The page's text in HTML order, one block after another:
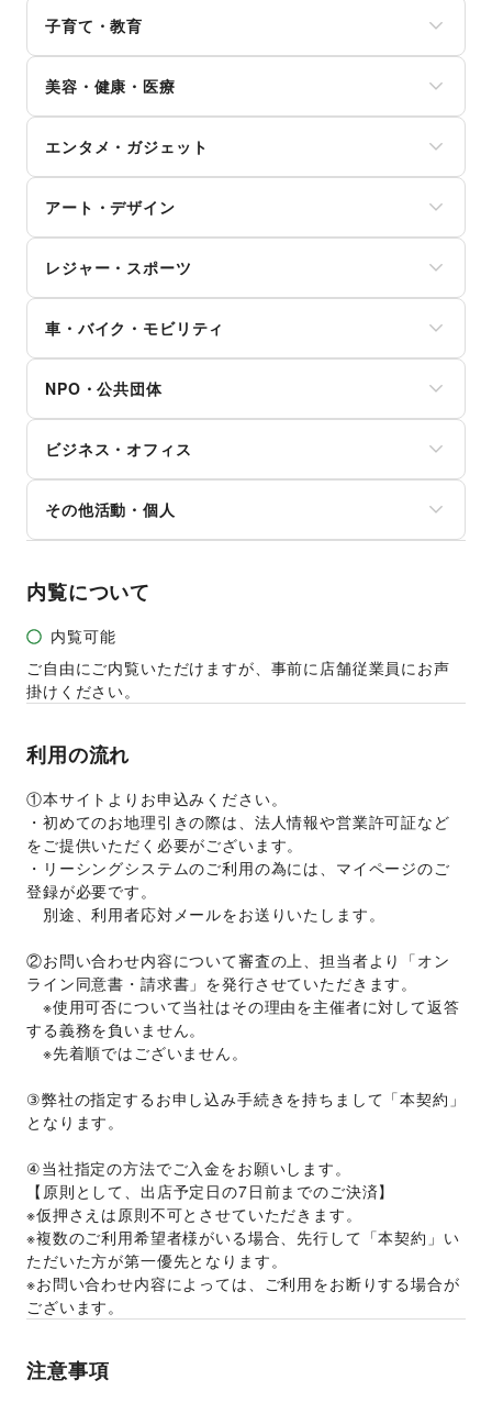
バッグ・革小物
ファッション雑貨
和服・着物
古着
その他ファッション
食材・調味料
物産展・マルシェ
キッチンカー・移動販売
野菜・果物・生鮮食品
その他フード・飲食
手芸・ハンドメイド
花・盆栽・ドライフラワー
犬・猫・ペット
日用雑貨
食器・陶磁器
その他インテリア・生活雑貨
ウォーターサーバー
ハウスクリーニング・家事代行
定期宅配
リサイクル雑貨・古本
冠婚葬祭
資格・習い事
リフォーム
住宅（購入・賃貸）
たばこ
修理・メンテナンス
就職・転職・求人
保険
銀行
住宅ローン
証券・FX
不動産投資
その他金融サービス
子育て・教育
ランドセル
学習教材・通信教育
子供向け教室・レッスン
塾・家庭教師
おもちゃ・絵本
その他子育て・教育
美容・健康・医療
ダイエット・健康グッズ
美容・コスメ・香水
ヘアケア・シャンプー
美容家電
ヘアサロン・ネイルサロン
マッサージ・整体
女性用品・フェムテック
コンタクトレンズ
医療・医薬品
その他美容・健康
エンタメ・ガジェット
スマホアクセサリー
ガジェット
ゲーム
アニメ
コミック・マンガ
アイドル・芸能人
CD・DVD・本・雑誌
Webメディア・アプリ
テレビ・ドラマ
映画
音楽・ライブ
演劇
占い
その他エンタメ・ガジェット
アート・デザイン
写真・イラストレーション
立体作品・彫刻
その他アート・デザイン
レジャー・スポーツ
キャンプ・アウトドア
野球
サッカー
バスケットボール
ゴルフ
その他レジャー・スポーツ
車・バイク・モビリティ
バイク・オートバイ
自転車・ロードバイク
マイクロモビリティ
その他車・バイク・モビリティ
NPO・公共団体
外国団体・大使館
募金・寄付
NPO・ボランティア活動
その他NPO・公共団体
ビジネス・オフィス
オフィス家具・OA機器
イベント企画・運営
その他活動・個人
内覧について
内覧可能
ご自由にご内覧いただけますが、事前に店舗従業員にお声
掛けください。
利用の流れ
①本サイトよりお申込みください。
・初めてのお地理引きの際は、法人情報や営業許可証など
をご提供いただく必要がございます。
・リーシングシステムのご利用の為には、マイページのご
登録が必要です。
別途、利用者応対メールをお送りいたします。
②お問い合わせ内容について審査の上、担当者より「オン
ライン同意書・請求書」を発行させていただきます。
※使用可否について当社はその理由を主催者に対して返答
する義務を負いません。
※先着順ではございません。
③弊社の指定するお申し込み手続きを持ちまして「本契約」
となります。
④当社指定の方法でご入金をお願いします。
【原則として、出店予定日の7日前までのご決済】
※仮押さえは原則不可とさせていただきます。
※複数のご利用希望者様がいる場合、先行して「本契約」い
ただいた方が第一優先となります。
※お問い合わせ内容によっては、ご利用をお断りする場合が
ございます。
注意事項